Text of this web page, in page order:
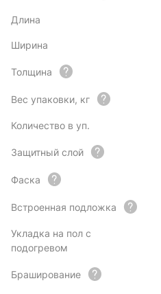
Длина
Ширина
Толщина
Вес упаковки, кг
Количество в уп.
Защитный слой
Фаска
Встроенная подложка
Укладка на пол с
подогревом
Браширование